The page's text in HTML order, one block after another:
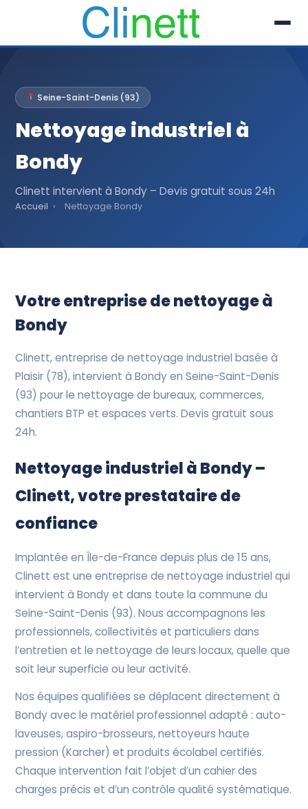
Prestations
Références
Recrutement
Actualités
Seine-Saint-Denis (93)
Nettoyage industriel à
Bondy
Clinett intervient à Bondy – Devis gratuit sous 24h
Accueil › Nettoyage Bondy
Votre entreprise de nettoyage à
Bondy
Clinett, entreprise de nettoyage industriel basée à
Plaisir (78), intervient à Bondy en Seine-Saint-Denis
(93) pour le nettoyage de bureaux, commerces,
chantiers BTP et espaces verts. Devis gratuit sous
24h.
Nettoyage industriel à Bondy –
Clinett, votre prestataire de
confiance
Implantée en Île-de-France depuis plus de 15 ans,
Clinett est une entreprise de nettoyage industriel qui
intervient à Bondy et dans toute la commune du
Seine-Saint-Denis (93). Nous accompagnons les
professionnels, collectivités et particuliers dans
l’entretien et le nettoyage de leurs locaux, quelle que
soit leur superficie ou leur activité.
Nos équipes qualifiées se déplacent directement à
Bondy avec le matériel professionnel adapté : auto-
laveuses, aspiro-brosseurs, nettoyeurs haute
pression (Karcher) et produits écolabel certifiés.
Chaque intervention fait l’objet d’un cahier des
charges précis et d’un contrôle qualité systématique.